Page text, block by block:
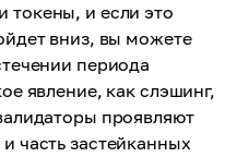
и если это
вниз, вы можете
периода
явление, как слэшинг,
проявляют
часть застейканных